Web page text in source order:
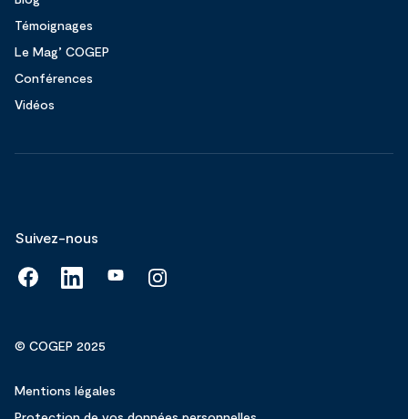
Témoignages
Le Mag’ COGEP
Conférences
Vidéos
Suivez-nous
© COGEP 2025
Mentions légales